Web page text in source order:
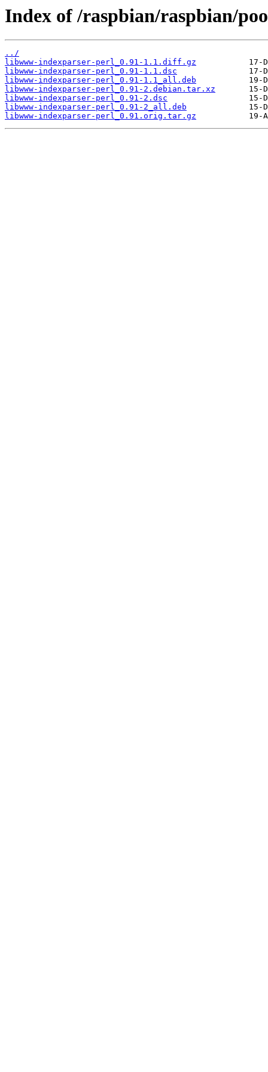
Index of /raspbian/raspbian/
../
libwww-indexparser-perl_0.91-1.1.diff.gz
libwww-indexparser-perl_0.91-1.1.dsc
libwww-indexparser-perl_0.91-1.1_all.deb
libwww-indexparser-perl_0.91-2.debian.tar.xz
libwww-indexparser-perl_0.91-2.dsc
libwww-indexparser-perl_0.91-2_all.deb
libwww-indexparser-perl_0.91.orig.tar.gz